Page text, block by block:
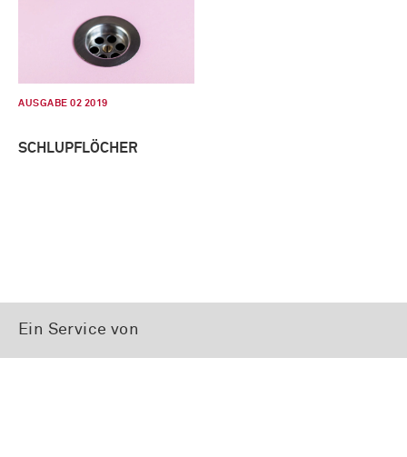
AUSGABE 02 2019
SCHLUPFLÖCHER
Ein Service von